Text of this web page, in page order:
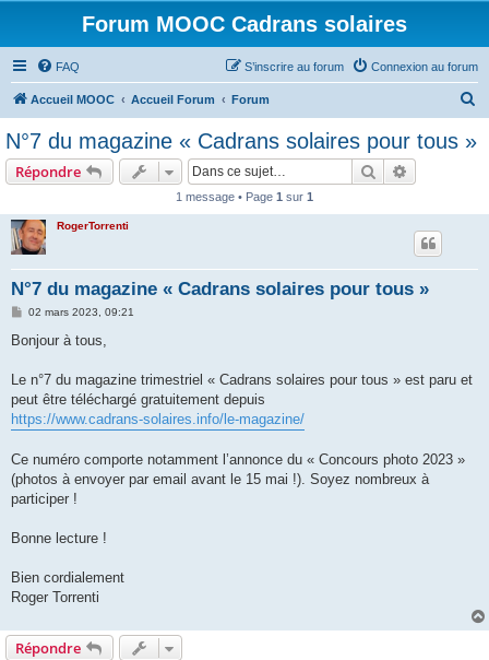
Forum MOOC Cadrans solaires
FAQ Connexion au forum
S’inscrire au forum
Accueil MOOC Accueil Forum Forum
N°7 du magazine « Cadrans solaires pour tous »
Répondre Rechercher
1 message • Page 1 sur 1
RogerTorrenti
N°7 du magazine « Cadrans solaires pour tous »
M
s
g
02 mars 2023, 09:21
Bonjour à tous,
Le n°7 du magazine trimestriel « Cadrans solaires pour tous » est paru et
peut être téléchargé gratuitement depuis
https://www.cadrans-solaires.info/le-magazine/
Ce numéro comporte notamment l’annonce du « Concours photo 2023 »
(photos à envoyer par email avant le 15 mai !). Soyez nombreux à
participer !
Bonne lecture !
Bien cordialement
Roger Torrenti
Répondre